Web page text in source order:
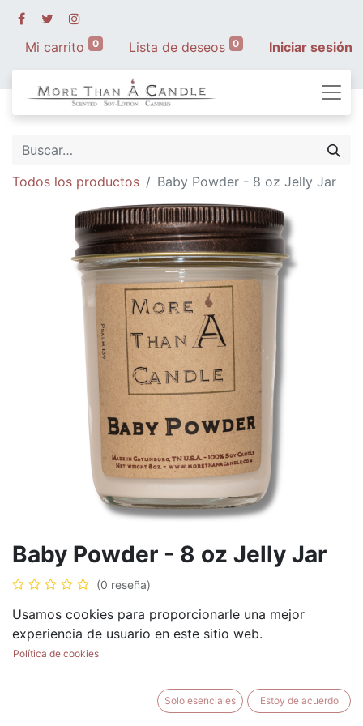
Mi carrito 0 Lista de deseos 0 Iniciar sesión
Todos los productos Baby Powder - 8 oz Jelly Jar
Baby Powder - 8 oz Jelly Jar
(0 reseña)
$8.99
AÑADIR AL CARRITO BUY NOW
Usamos cookies para proporcionarle una mejor
experiencia de usuario en este sitio web.
Política de cookies
Solo esenciales Estoy de acuerdo